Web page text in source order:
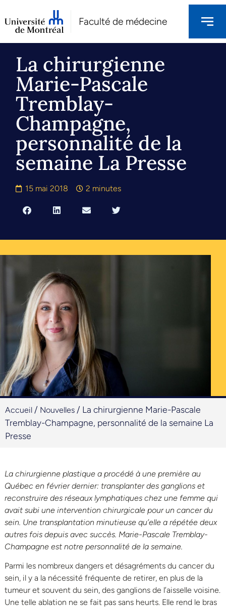
Faculté de médecine
La chirurgienne
Marie-Pascale
Tremblay-
Champagne,
personnalité de la
semaine La Presse
15 mai 2018 2 minutes
Accueil / Nouvelles / La chirurgienne Marie-Pascale
Tremblay-Champagne, personnalité de la semaine La
Presse
La chirurgienne plastique a procédé à une première au
Québec en février dernier: transplanter des ganglions et
reconstruire des réseaux lymphatiques chez une femme qui
avait subi une intervention chirurgicale pour un cancer du
sein. Une transplantation minutieuse qu’elle a répétée deux
autres fois depuis avec succès. Marie-Pascale Tremblay-
Champagne est notre personnalité de la semaine.
Parmi les nombreux dangers et désagréments du cancer du
sein, il y a la nécessité fréquente de retirer, en plus de la
tumeur et souvent du sein, des ganglions de l’aisselle voisine.
Une telle ablation ne se fait pas sans heurts. Elle rend le bras